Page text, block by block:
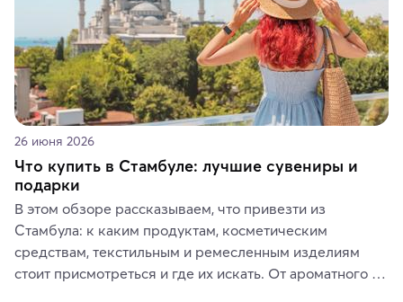
26 июня 2026
Что купить в Стамбуле: лучшие сувениры и
подарки
В этом обзоре рассказываем, что привезти из
Стамбула: к каким продуктам, косметическим
средствам, текстильным и ремесленным изделиям
стоит присмотреться и где их искать. От ароматного